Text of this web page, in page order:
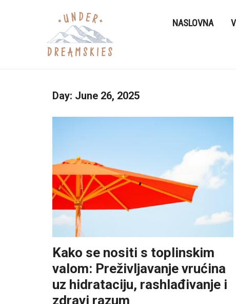
NASLOVNA
Day: June 26, 2025
Kako se nositi s toplinskim
valom: Preživljavanje vrućina
uz hidrataciju, rashlađivanje i
zdravi razum